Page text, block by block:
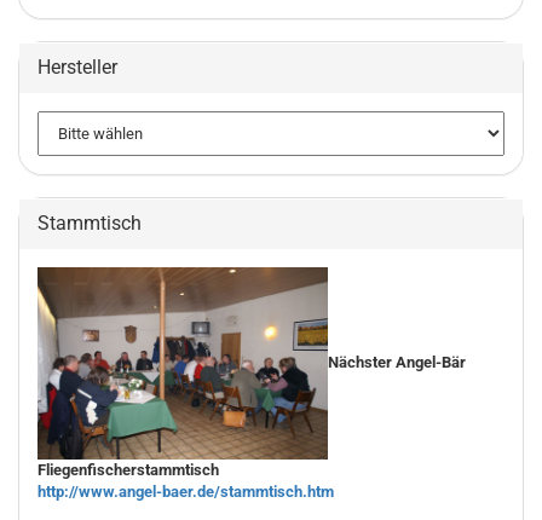
Hersteller
Stammtisch
Nächster Angel-Bär
Fliegenfischerstammtisch
http://www.angel-baer.de/stammtisch.htm